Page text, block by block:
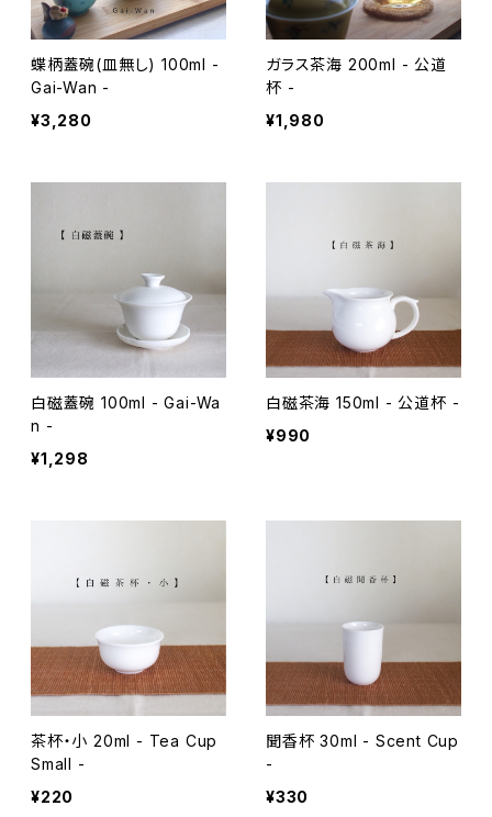
蝶柄蓋碗(皿無し) 100ml -
Gai-Wan -
¥3,280
ガラス茶海 200ml - 公道
杯 -
¥1,980
白磁蓋碗 100ml - Gai-Wa
n -
¥1,298
白磁茶海 150ml - 公道杯 -
¥990
茶杯・小 20ml - Tea Cup
Small -
¥220
聞香杯 30ml - Scent Cup
-
¥330